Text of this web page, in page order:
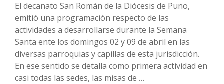
El decanato San Román de la Diócesis de Puno,
emitió una programación respecto de las
actividades a desarrollarse durante la Semana
Santa ente los domingos 02 y 09 de abril en las
diversas parroquias y capillas de esta jurisdicción.
En ese sentido se detalla como primera actividad en
casi todas las sedes, las misas de …